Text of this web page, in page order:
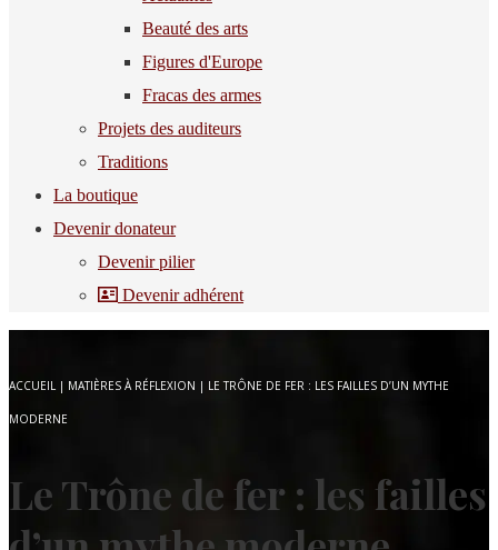
Beauté des arts
Figures d'Europe
Fracas des armes
Projets des auditeurs
Traditions
La boutique
Devenir donateur
Devenir pilier
Devenir adhérent
ACCUEIL | MATIÈRES À RÉFLEXION | LE TRÔNE DE FER : LES FAILLES D’UN MYTHE
MODERNE
Le Trône de fer : les failles